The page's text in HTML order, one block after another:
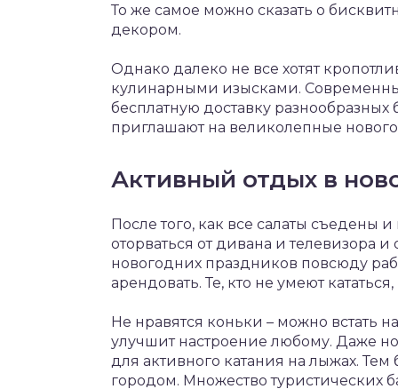
То же самое можно сказать о
декором.
Однако далеко не все хотят
кулинарными изысками.
бесплатную доставку
приглашают на великолепные
Активный отдых в
После того, как все салаты съедены
оторваться от дивана и телевизора
новогодних праздников повсюду
арендовать. Те, кто не умеют
Не нравятся коньки – можно встать
улучшит настроение любому. Даже
для активного катания на лыжах.
городом. Множество туристических